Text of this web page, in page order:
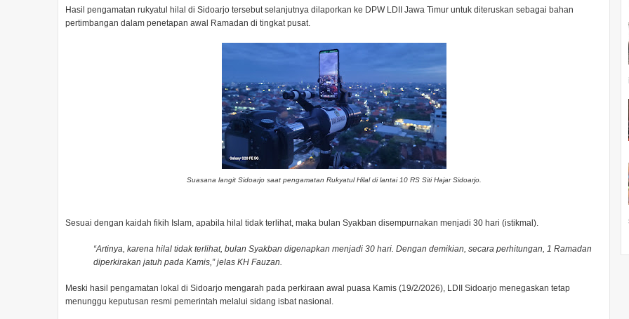
Hasil pengamatan rukyatul hilal di Sidoarjo tersebut selanjutnya dilaporkan ke DPW LDII Jawa Timur untuk diteruskan sebagai bahan
pertimbangan dalam penetapan awal Ramadan di tingkat pusat.
Suasana langit Sidoarjo saat pengamatan Rukyatul Hilal di lantai 10 RS Siti Hajar Sidoarjo.
Sesuai dengan kaidah fikih Islam, apabila hilal tidak terlihat, maka bulan Syakban disempurnakan menjadi 30 hari (istikmal).
“Artinya, karena hilal tidak terlihat, bulan Syakban digenapkan menjadi 30 hari. Dengan demikian, secara perhitungan, 1 Ramadan
diperkirakan jatuh pada Kamis,” jelas KH Fauzan.
Meski hasil pengamatan lokal di Sidoarjo mengarah pada perkiraan awal puasa Kamis (19/2/2026), LDII Sidoarjo menegaskan tetap
menunggu keputusan resmi pemerintah melalui sidang isbat nasional.